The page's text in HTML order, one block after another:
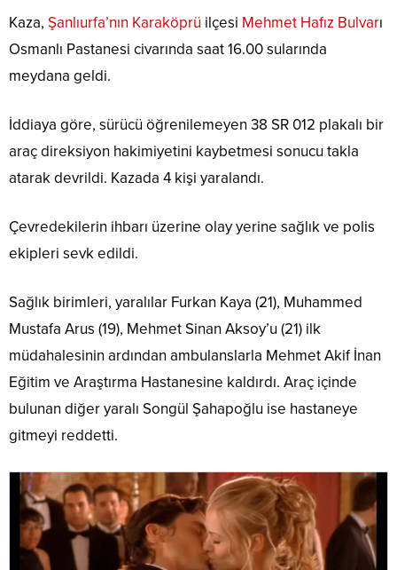
Kaza, Şanlıurfa’nın Karaköprü ilçesi Mehmet Hafız Bulvarı
Osmanlı Pastanesi civarında saat 16.00 sularında
meydana geldi.
İddiaya göre, sürücü öğrenilemeyen 38 SR 012 plakalı bir
araç direksiyon hakimiyetini kaybetmesi sonucu takla
atarak devrildi. Kazada 4 kişi yaralandı.
Çevredekilerin ihbarı üzerine olay yerine sağlık ve polis
ekipleri sevk edildi.
Sağlık birimleri, yaralılar Furkan Kaya (21), Muhammed
Mustafa Arus (19), Mehmet Sinan Aksoy’u (21) ilk
müdahalesinin ardından ambulanslarla Mehmet Akif İnan
Eğitim ve Araştırma Hastanesine kaldırdı. Araç içinde
bulunan diğer yaralı Songül Şahapoğlu ise hastaneye
gitmeyi reddetti.